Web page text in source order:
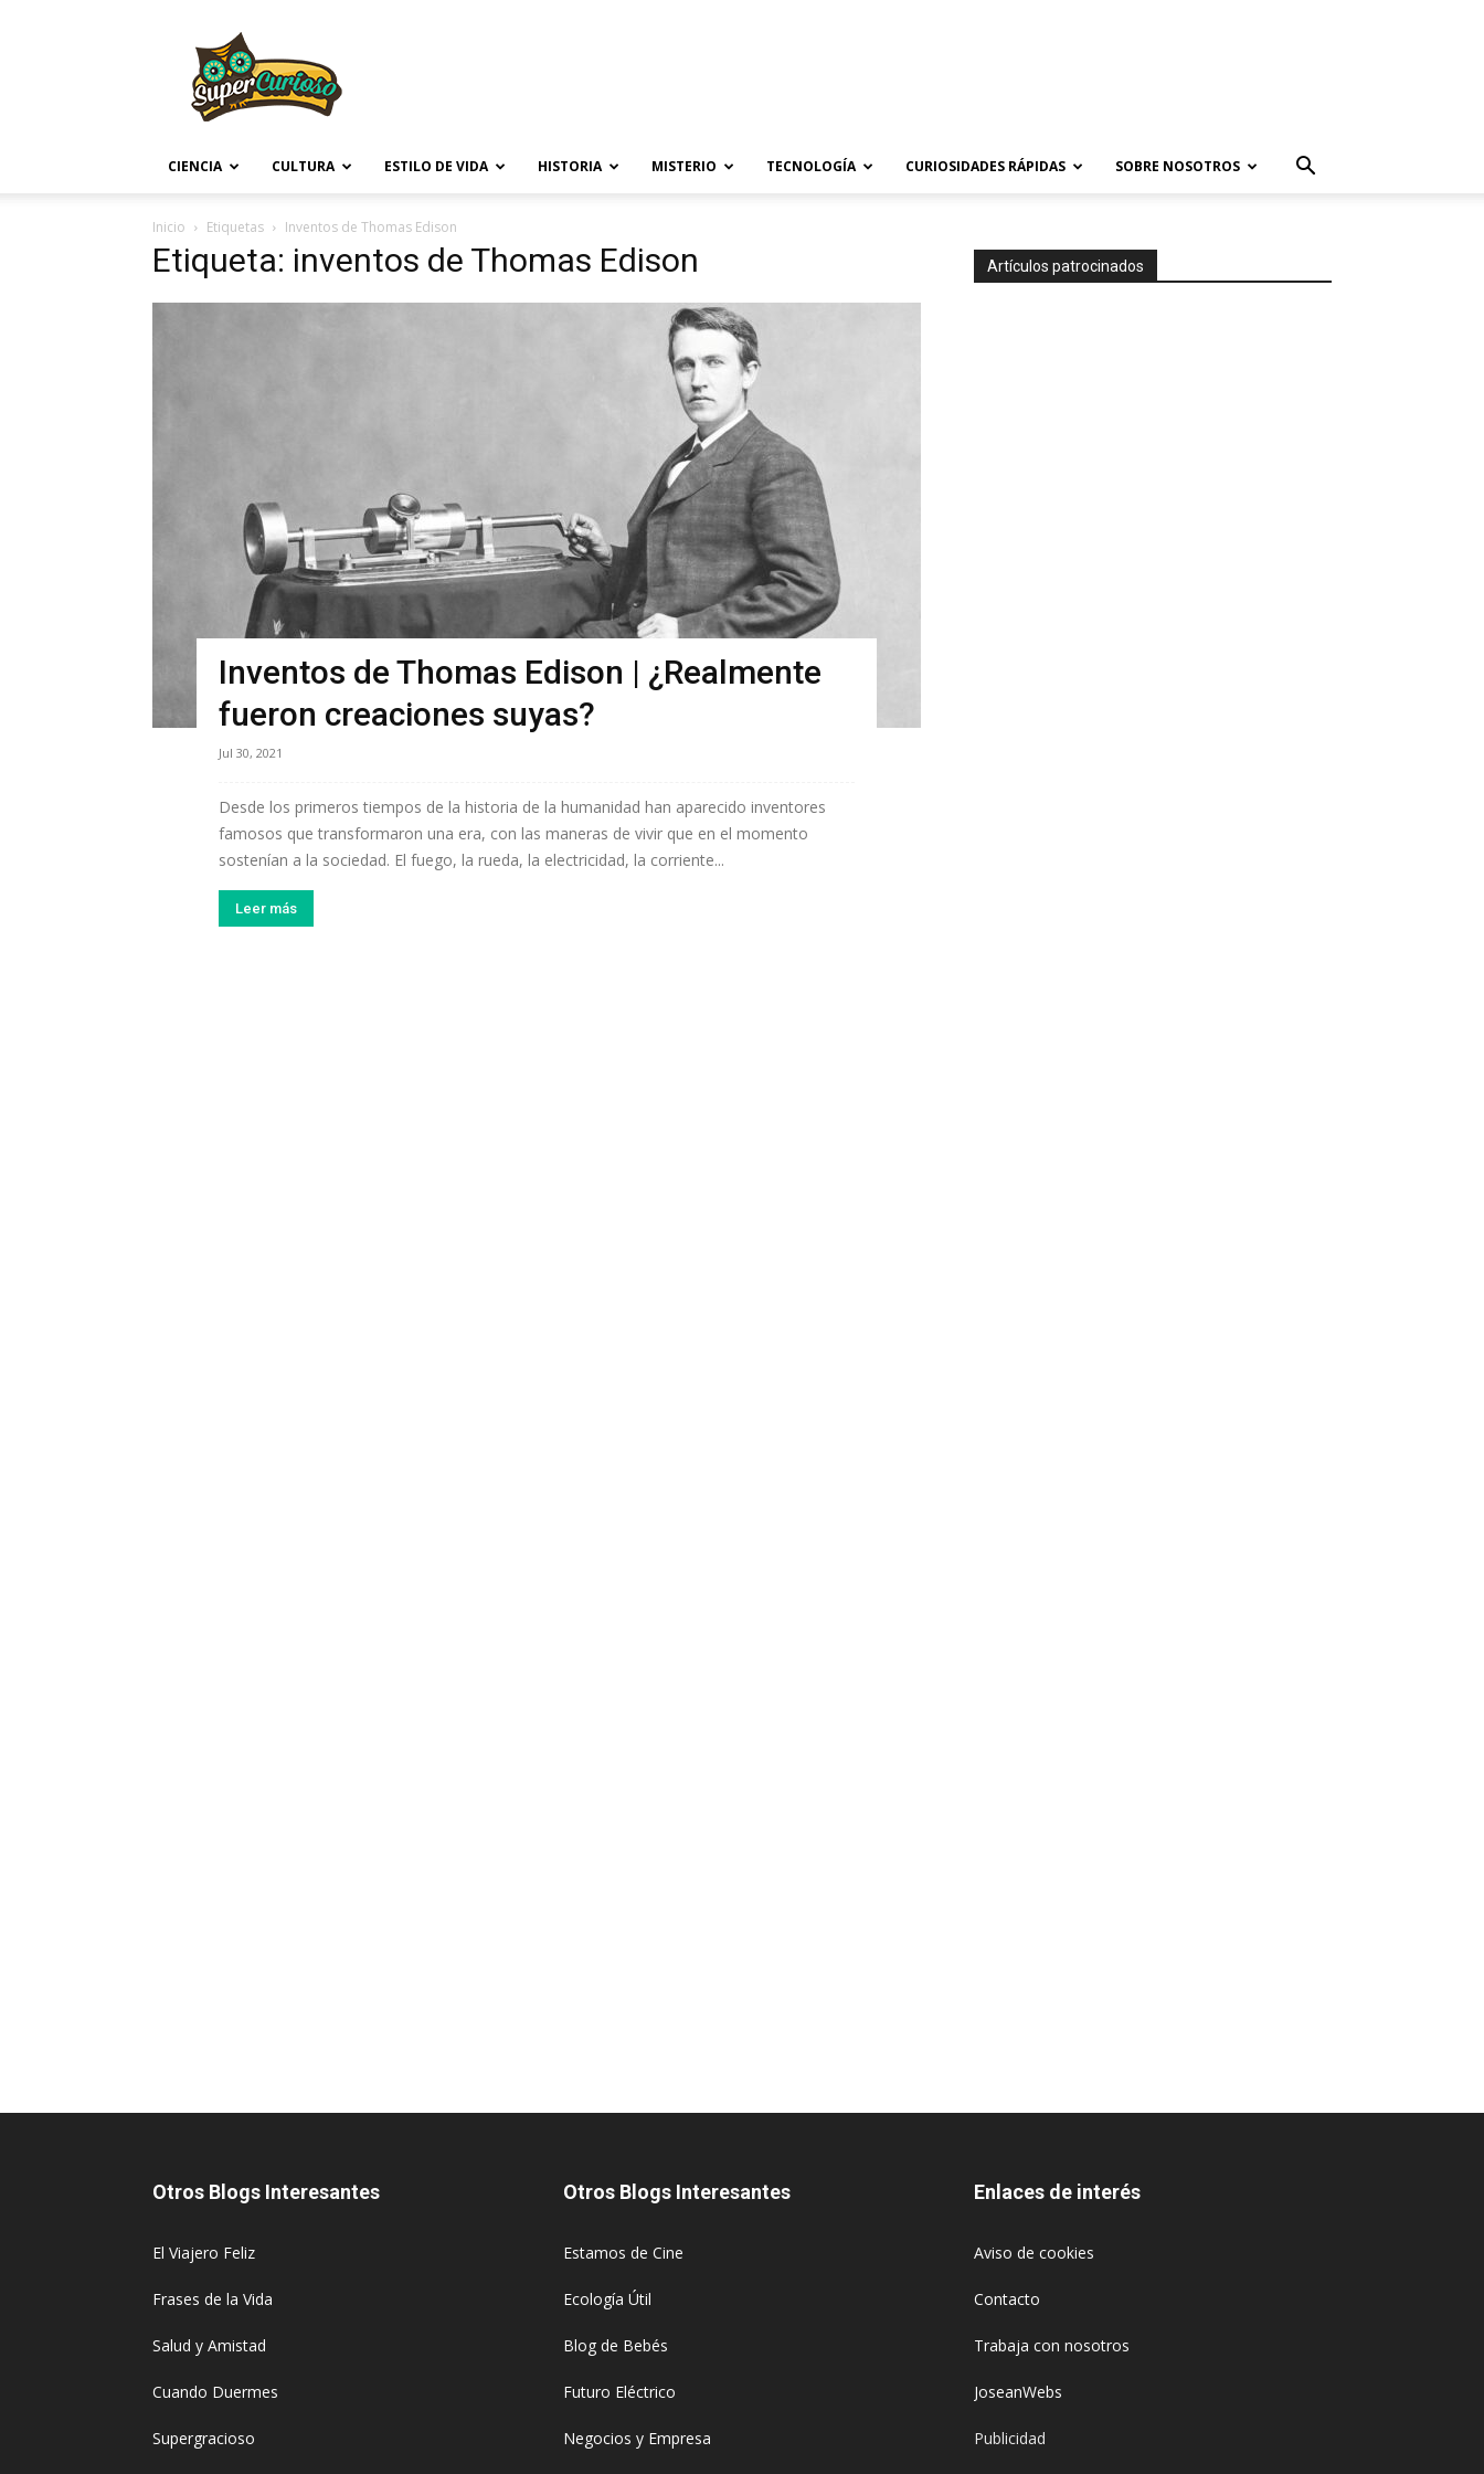
CIENCIA CULTURA ESTILO DE VIDA HISTORIA MISTERIO TECNOLOGÍA CURIOSIDADES RÁPIDAS SOBRE NOSOTROS
Inicio Etiquetas Inventos de Thomas Edison
Etiqueta: inventos de Thomas Edison
Inventos de Thomas Edison | ¿Realmente
fueron creaciones suyas?
Jul 30, 2021
Desde los primeros tiempos de la historia de la humanidad han aparecido inventores
famosos que transformaron una era, con las maneras de vivir que en el momento
sostenían a la sociedad. El fuego, la rueda, la electricidad, la corriente...
Leer más
Artículos patrocinados
Otros Blogs Interesantes
El Viajero Feliz
Frases de la Vida
Salud y Amistad
Cuando Duermes
Supergracioso
Otros Blogs Interesantes
Estamos de Cine
Ecología Útil
Blog de Bebés
Futuro Eléctrico
Negocios y Empresa
Enlaces de interés
Aviso de cookies
Contacto
Trabaja con nosotros
JoseanWebs
Publicidad